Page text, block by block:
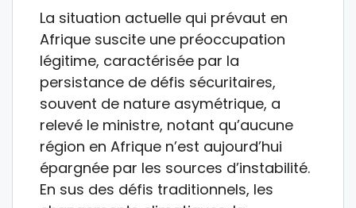
La situation actuelle qui prévaut en
Afrique suscite une préoccupation
légitime, caractérisée par la
persistance de défis sécuritaires,
souvent de nature asymétrique, a
relevé le ministre, notant qu’aucune
région en Afrique n’est aujourd’hui
épargnée par les sources d’instabilité.
En sus des défis traditionnels, les